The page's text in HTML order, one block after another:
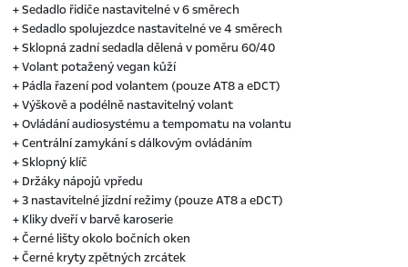
+ Sedadlo řidiče nastavitelné v 6 směrech
+ Sedadlo spolujezdce nastavitelné ve 4 směrech
+ Sklopná zadní sedadla dělená v poměru 60/40
+ Volant potažený vegan kůží
+ Pádla řazení pod volantem (pouze AT8 a eDCT)
+ Výškově a podélně nastavitelný volant
+ Ovládání audiosystému a tempomatu na volantu
+ Centrální zamykání s dálkovým ovládáním
+ Sklopný klíč
+ Držáky nápojů vpředu
+ 3 nastavitelné jízdní režimy (pouze AT8 a eDCT)
+ Kliky dveří v barvě karoserie
+ Černé lišty okolo bočních oken
+ Černé kryty zpětných zrcátek